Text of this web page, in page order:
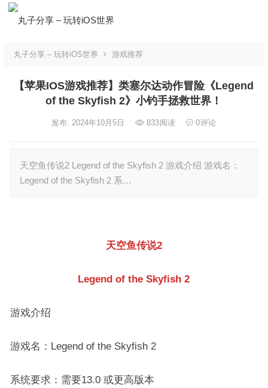
丸子分享 – 玩转iOS世界 游戏推荐
【苹果IOS游戏推荐】类塞尔达动作冒险《Legend
of the Skyfish 2》小钓手拯救世界！
发布: 2024年10月5日 833阅读 0评论
天空鱼传说2 Legend of the Skyfish 2 游戏介绍 游戏名：
Legend of the Skyfish 2 系…
天空鱼传说2
Legend of the Skyfish 2
游戏介绍
游戏名：Legend of the Skyfish 2
系统要求：需要13.0 或更高版本